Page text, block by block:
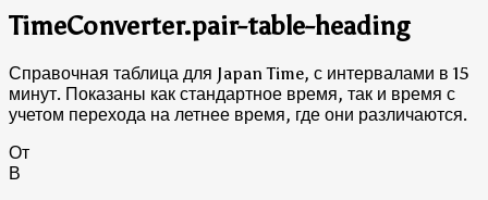
TimeConverter.pair-table-heading
Справочная таблица для Japan Time, с интервалами в 15
минут. Показаны как стандартное время, так и время с
учетом перехода на летнее время, где они различаются.
От
В